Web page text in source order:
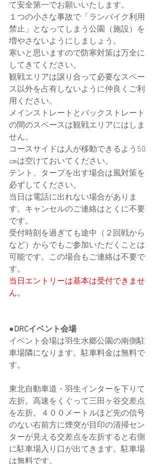
て安全第一でお願いいたします。
１つの小さな事故で「ランバイク利用
禁止」となってしまう公園（施設）を
増やさないようにしましょう。
寒いと思いますので防寒対策は万全に
してきてください。
観戦エリアは譲り合って必要なスペー
ス以外を占有しないように仲良くご利
用ください。
メインストレートとバックストレート
の間のスペースは観戦エリアにはしま
せん。
コースサイドは人が移動できるよう50
㎝は空けておいてください。
テント、タープを出す場合は風対策を
必ずしてください。
当日は電話に出れない場合がありま
す。キャンセルのご連絡はとくに不要
です。
受付時刻を過ぎても途中（２回戦から
など）からでもご参加いただくことは
可能です。この場合もご連絡は不要で
す。
当日エントリーは基本は受付できませ
ん。
●DRCイベント会場
イベント会場は羽生水郷公園の南側駐
車場隣になります。駐車料金は無料で
す。
東北自動車道・羽生インターを下りて
左折。高速をくぐって三田ヶ谷交差点
を左折。４００メートルほど先の信号
のない右前方に煙突が目印の清掃セン
ターが見える交差点を左折すると右側
に駐車場入り口が出てきます。駐車場
は無料です。